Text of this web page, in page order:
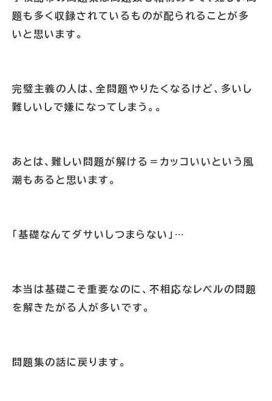
題も多く収録されているものが配られることが多
いと思います。
完璧主義の人は、全問題やりたくなるけど、多いし
難しいしで嫌になってしまう。。
あとは、難しい問題が解ける＝カッコいいという風
潮もあると思います。
「基礎なんてダサいしつまらない」…
本当は基礎こそ重要なのに、不相応なレベルの問題
を解きたがる人が多いです。
問題集の話に戻ります。